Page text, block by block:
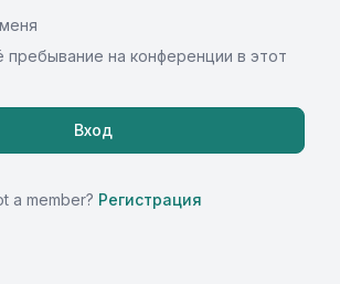
пребывание на конференции в этот
a member? Регистрация